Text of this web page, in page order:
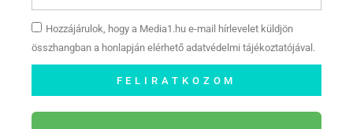
Hozzájárulok, hogy a Media1.hu e-mail hírlevelet küldjön
összhangban a honlapján elérhető adatvédelmi tájékoztatójával.
FELIRATKOZOM